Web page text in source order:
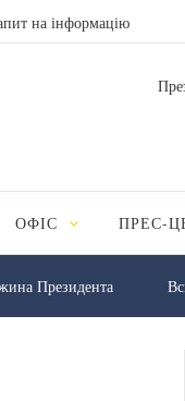
на інформацію
ОФІС ПРЕС-
Президента